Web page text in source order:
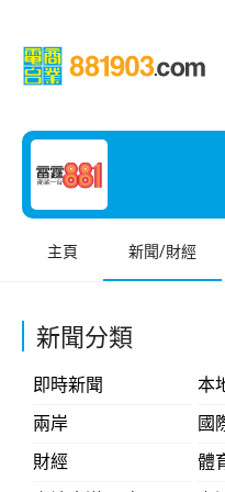
主頁 新聞/財經
新聞分類
即時新聞
本
兩岸
國
財經
體